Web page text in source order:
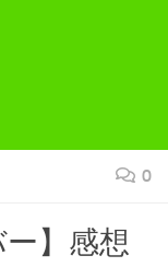
0
】感想